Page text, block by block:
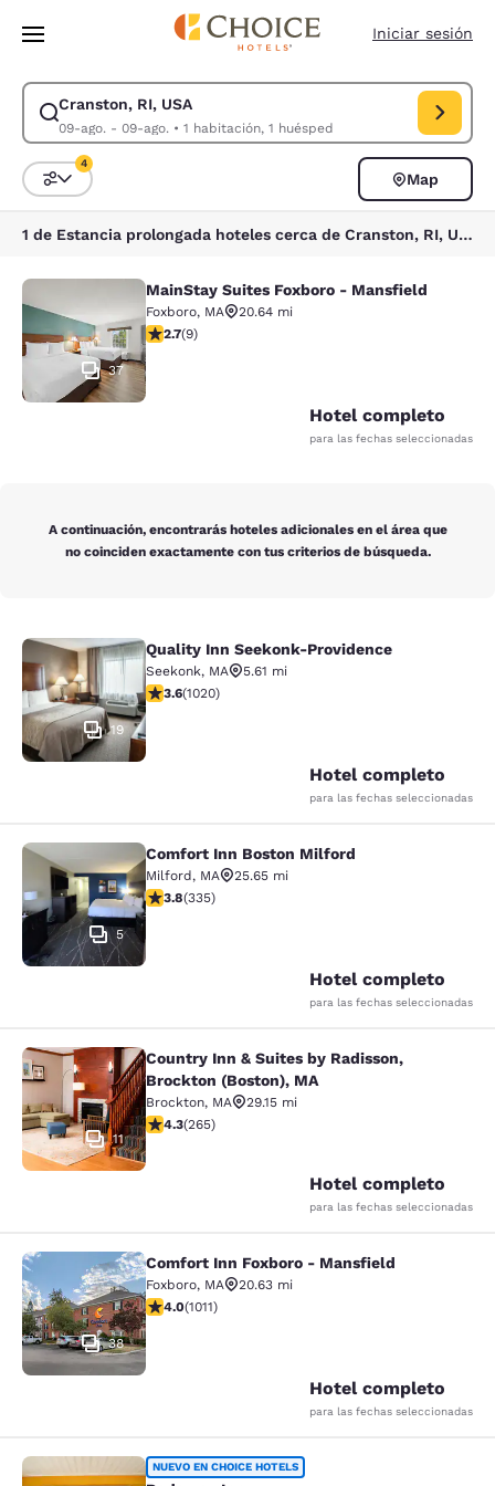
Pasar A Contenido Principal
Iniciar sesión
Cranston, RI, USA
09-ago. - 09-ago.• 1 habitación, 1 huésped
Modificar la búsqueda de Cranston, RI, USA. Fecha de check-in 09-
Ordenar y filtrar
4
Map
1 de Estancia prolongada hoteles cerca de Cranston, RI, USA coinciden con tus filtros
MainStay Suites Foxboro -
37
MainStay Suites Foxboro - Mansfield
Foxboro, MA
20.64 mi
calificación de 2.67 estrellas. Feria. 9 reseñas
2.7(9)
Hotel completo
para las fechas seleccionadas
A continuación, encontrarás hoteles adicionales en el área que
no coinciden exactamente con tus criterios de búsqueda.
Quality Inn Seekonk-Providence
19
Quality Inn Seekonk-Providence
Seekonk, MA
5.61 mi
calificación de 3.56 estrellas. Bueno. 1020 reseñas
3.6(1020)
Hotel completo
para las fechas seleccionadas
Comfort Inn Boston Milford
5
Comfort Inn Boston Milford
Milford, MA
25.65 mi
calificación de 3.83 estrellas. Bueno. 335 reseñas
3.8(335)
Hotel completo
para las fechas seleccionadas
Country Inn & Suites by Radisson,
11
Country Inn & Suites by Radisson,
Brockton (Boston), MA
Brockton, MA
29.15 mi
calificación de 4.29 estrellas. Excelente. 265 reseñas
4.3(265)
Hotel completo
para las fechas seleccionadas
Comfort Inn Foxboro - Mansfield
38
Comfort Inn Foxboro - Mansfield
Foxboro, MA
20.63 mi
calificación de 3.99 estrellas. Bueno. 1011 reseñas
4.0(1011)
Hotel completo
para las fechas seleccionadas
Rodeway InnNUEVO EN CHOICE HOTELS